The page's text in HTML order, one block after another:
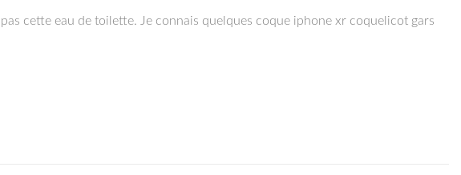
cette eau de toilette. Je connais quelques coque iphone xr coquelicot gars